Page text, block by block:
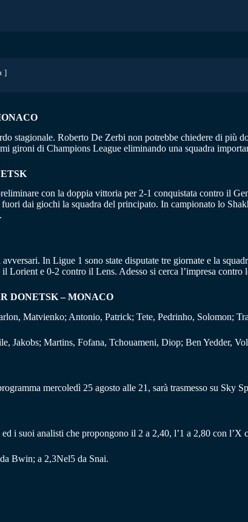
stagionale. Roberto De Zerbi non potrebbe chiedere di più
gironi di Champions League eliminando una squadra
con la doppia vittoria per 2-1 conquistata contro il
dai giochi la squadra del principato. In campionato lo
In Ligue 1 sono state disputate tre giornate e la
Lorient e 0-2 contro il Lens. Adesso si cerca l’impresa
DONETSK – MONACO
Matvienko; Antonio, Patrick; Tete, Pedrinho, Solomon;
Jakobs; Martins, Fofana, Tchouameni, Diop; Ben Yedder,
mercoledì 25 agosto alle 21, sarà trasmesso su Sky
ed i suoi analisti che propongono il 2 a 2,40, l’1 a 2,80 con l’X
Bwin; a 2,3Nel5 da Snai.